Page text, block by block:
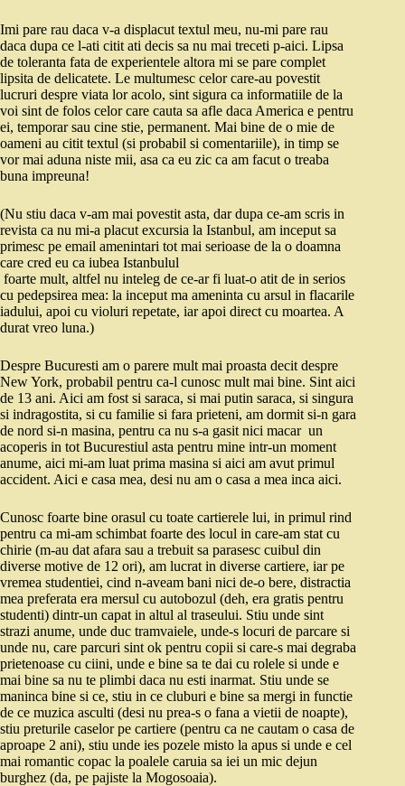
Imi pare rau daca v-a displacut textul meu, nu-mi pare rau
daca dupa ce l-ati citit ati decis sa nu mai treceti p-aici. Lipsa
de toleranta fata de experientele altora mi se pare complet
lipsita de delicatete. Le multumesc celor care-au povestit
lucruri despre viata lor acolo, sint sigura ca informatiile de la
voi sint de folos celor care cauta sa afle daca America e pentru
ei, temporar sau cine stie, permanent. Mai bine de o mie de
oameni au citit textul (si probabil si comentariile), in timp se
vor mai aduna niste mii, asa ca eu zic ca am facut o treaba
buna impreuna!
(Nu stiu daca v-am mai povestit asta, dar dupa ce-am scris in
revista ca nu mi-a placut excursia la Istanbul, am inceput sa
primesc pe email amenintari tot mai serioase de la o doamna
care cred eu ca iubea Istanbulul
foarte mult, altfel nu inteleg de ce-ar fi luat-o atit de in serios
cu pedepsirea mea: la inceput ma ameninta cu arsul in flacarile
iadului, apoi cu violuri repetate, iar apoi direct cu moartea. A
durat vreo luna.)
Despre Bucuresti am o parere mult mai proasta decit despre
New York, probabil pentru ca-l cunosc mult mai bine. Sint aici
de 13 ani. Aici am fost si saraca, si mai putin saraca, si singura
si indragostita, si cu familie si fara prieteni, am dormit si-n gara
de nord si-n masina, pentru ca nu s-a gasit nici macar un
acoperis in tot Bucurestiul asta pentru mine intr-un moment
anume, aici mi-am luat prima masina si aici am avut primul
accident. Aici e casa mea, desi nu am o casa a mea inca aici.
Cunosc foarte bine orasul cu toate cartierele lui, in primul rind
pentru ca mi-am schimbat foarte des locul in care-am stat cu
chirie (m-au dat afara sau a trebuit sa parasesc cuibul din
diverse motive de 12 ori), am lucrat in diverse cartiere, iar pe
vremea studentiei, cind n-aveam bani nici de-o bere, distractia
mea preferata era mersul cu autobozul (deh, era gratis pentru
studenti) dintr-un capat in altul al traseului. Stiu unde sint
strazi anume, unde duc tramvaiele, unde-s locuri de parcare si
unde nu, care parcuri sint ok pentru copii si care-s mai degraba
prietenoase cu ciini, unde e bine sa te dai cu rolele si unde e
mai bine sa nu te plimbi daca nu esti inarmat. Stiu unde se
maninca bine si ce, stiu in ce cluburi e bine sa mergi in functie
de ce muzica asculti (desi nu prea-s o fana a vietii de noapte),
stiu preturile caselor pe cartiere (pentru ca ne cautam o casa de
aproape 2 ani), stiu unde ies pozele misto la apus si unde e cel
mai romantic copac la poalele caruia sa iei un mic dejun
burghez (da, pe pajiste la Mogosoaia).